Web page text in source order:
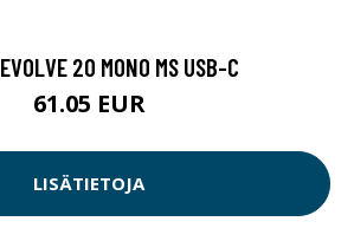
20 MONO MS USB-C
61.05 EUR
LISÄTIETOJA